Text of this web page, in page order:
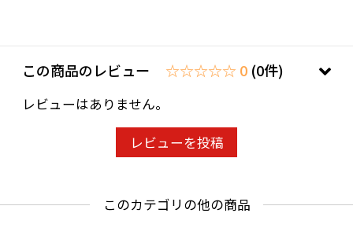
この商品のレビュー ☆☆☆☆☆ 0 (0件)
レビューはありません。
レビューを投稿
このカテゴリの他の商品